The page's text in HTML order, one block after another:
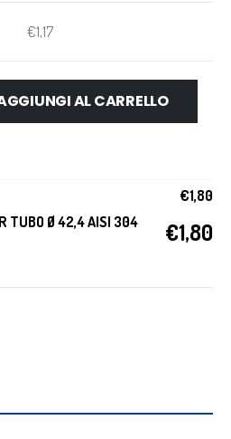
€1,17
AL CARRELLO
€1,80
TUBO Ø 42,4 AISI 304
€1,80